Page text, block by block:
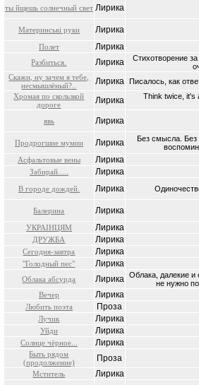
ты йщешь солнечный свет Лирика
Материнськi руки Лирика
Полет Лирика
Разбиться. Лирика
Стихотворение
Скажи, ну зачем я тебе,
несмышлёный?..
Лирика Писалось, как
Хромая по скользкой
дороге
Лирика Think twice, it's
явь Лирика
Продрогшие мумии Лирика
Без смысла.
Асфальтовые вены
Лирика
Забирай..... Лирика
В городе дождей. Лирика
Балерина Лирика
УКРАІНЦЯМ Лирика
ДРУЖБА Лирика
Сегодня-завтра Лирика
"Голодный пес" Лирика
Облака абсурда Лирика Облака, далекие
не нужно
Вечер
Лирика
Любить поэта Проза
Лучик Лирика
Уйди Лирика
Солнце чёрное... Лирика
Быть рядом
(продолжение)
Проза
Мститель Лирика